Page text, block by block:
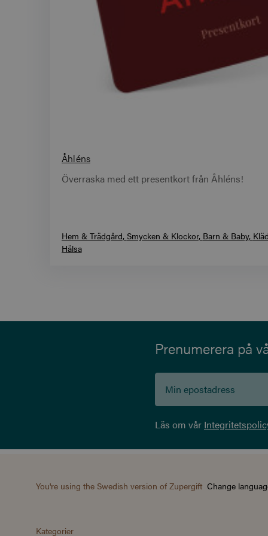
Åhléns
Överraska med ett presentkort från Åhléns!
Hem & Trädgård Smycken & Klockor Barn & Baby
Hälsa
Prenumerera på
Läs om vår
You're using the Swedish version of Zupergift Change
Kategorier